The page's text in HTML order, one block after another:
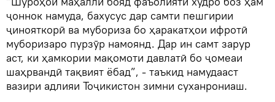
ҷоннок намуда, бахусус дар самти пешгирии
ҷинояткорӣ ва мубориза бо ҳаракатҳои ифротӣ
муборизаро пурзӯр намоянд. Дар ин самт зарур
аст, ки ҳамкории мақомоти давлатӣ бо ҷомеаи
шаҳрвандӣ тақвият ёбад”, - таъкид намудааст
вазири адлияи Тоҷикистон зимни суханрониаш.